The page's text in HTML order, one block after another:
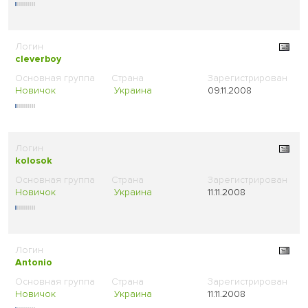
cleverboy
Новичок Украина 09.11.2008
kolosok
Новичок Украина 11.11.2008
Antonio
Новичок Украина 11.11.2008